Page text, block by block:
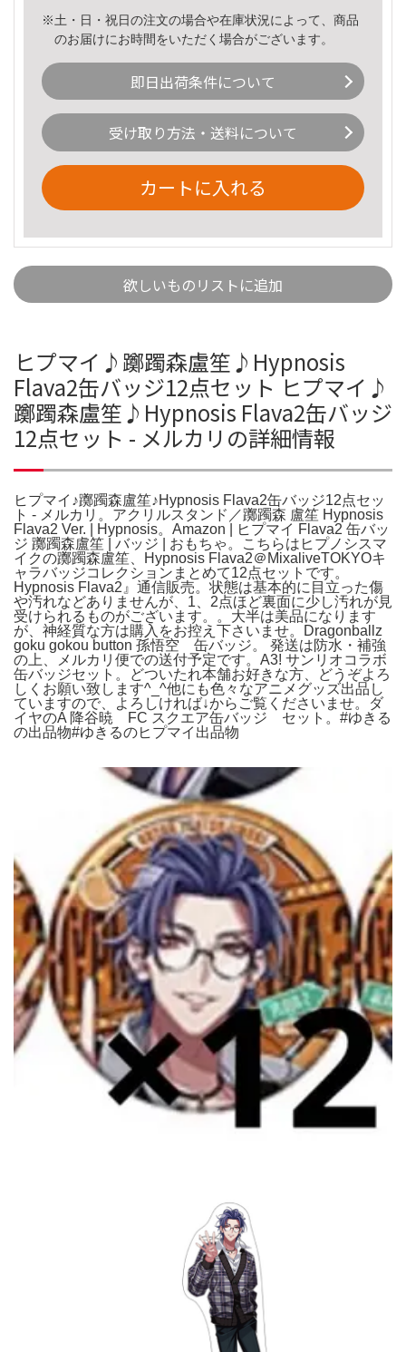
※土・日・祝日の注文の場合や在庫状況によって、商品
のお届けにお時間をいただく場合がございます。
即日出荷条件について
受け取り方法・送料について
カートに入れる
欲しいものリストに追加
ヒプマイ♪躑躅森盧笙♪Hypnosis
Flava2缶バッジ12点セット ヒプマイ♪
躑躅森盧笙♪Hypnosis Flava2缶バッジ
12点セット - メルカリの詳細情報
ヒプマイ♪躑躅森盧笙♪Hypnosis Flava2缶バッジ12点セッ
ト - メルカリ。アクリルスタンド／躑躅森 盧笙 Hypnosis
Flava2 Ver. | Hypnosis。Amazon | ヒプマイ Flava2 缶バッ
ジ 躑躅森盧笙 | バッジ | おもちゃ。こちらはヒプノシスマ
イクの躑躅森盧笙、Hypnosis Flava2＠MixaliveTOKYOキ
ャラバッジコレクションまとめて12点セットです。
Hypnosis Flava2』通信販売。状態は基本的に目立った傷
や汚れなどありませんが、1、2点ほど裏面に少し汚れが見
受けられるものがございます。。大半は美品になります
が、神経質な方は購入をお控え下さいませ。Dragonballz
goku gokou button 孫悟空 缶バッジ。 発送は防水・補強
の上、メルカリ便での送付予定です。A3! サンリオコラボ
缶バッジセット。どついたれ本舗お好きな方、どうぞよろ
しくお願い致します^_^他にも色々なアニメグッズ出品し
ていますので、よろしければ↓からご覧くださいませ。ダ
イヤのA 降谷暁 FC スクエア缶バッジ セット。#ゆきる
の出品物#ゆきるのヒプマイ出品物